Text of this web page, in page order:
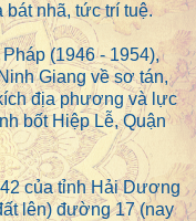
nhã, tức trí tuệ.
(1946 - 1954),
Giang về sơ tán,
địa phương và lực
bốt Hiệp Lễ, Quận
của tỉnh Hải Dương
lên) đường 17 (nay